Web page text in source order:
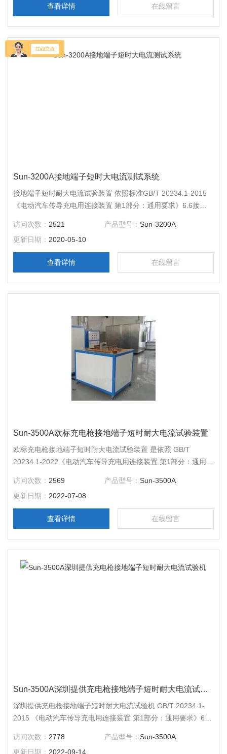
查看详情 在线留言
Sun-3200A接地端子短时大电流测试系统
接地端子短时耐大电流试验装置 依照标准GB/T 20234.1-2015
《电动汽车传导充电用连接装置 第1部分：通用要求》6.6接地
访问次数： 2521 产品型号：Sun-3200A
更新日期： 2020-05-10
查看详情 在线留言
Sun-3500A欧标充电枪接地端子短时耐大电流试验装置
欧标充电枪接地端子短时耐大电流试验装置 是依照 GB/T
20234.1-2022《电动汽车传导充电用连接装置 第1部分：通用要
访问次数： 2569 产品型号：Sun-3500A
更新日期： 2022-07-08
查看详情 在线留言
Sun-3500A深圳提供充电枪接地端子短时耐大电流试验机
深圳提供充电枪接地端子短时耐大电流试验机 GB/T 20234.1-
2015 《电动汽车传导充电用连接装置 第1部分：通用要求》6.6
访问次数： 2778 产品型号：Sun-3500A
更新日期： 2022-09-14